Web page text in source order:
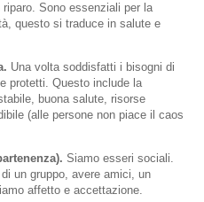
Sono essenziali per la
questo si traduce in salute e
Una volta soddisfatti i bisogni di
protetti. Questo include la
buona salute, risorse
(alle persone non piace il caos
Siamo esseri sociali.
un gruppo, avere amici, un
affetto e accettazione.